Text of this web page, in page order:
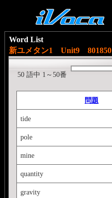
Word List
新ユメタン1 Unit9 801850
50 語中 1～50番
問題
tide
pole
mine
quantity
gravity